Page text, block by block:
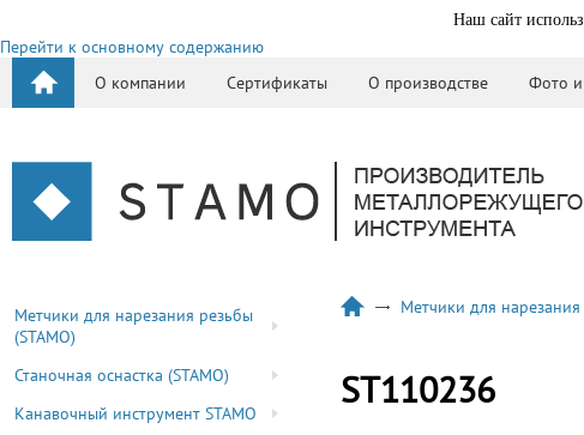
Наш сайт
Перейти к основному содержанию
О компании
Сертификаты О производстве Фото
Метчики для нарезания резьбы
(STAMO)
Станочная оснастка (STAMO)
Канавочный инструмент STAMO
Метчики для нарезания
ST110236